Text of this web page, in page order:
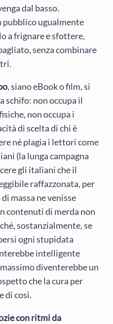
dal basso.
pubblico ugualmente
a frignare e sfottere,
senza combinare
, siano eBook o film, si
schifo: non occupa il
non occupa i
di scelta di chi è
né plagia i lettori come
(la lunga campagna
gli italiani che il
raffazzonata, per
massa ne venisse
contenuti di merda non
sostanzialmente, se
ogni stupidata
intelligente
diventerebbe un
che la cura per
di così.
con ritmi da